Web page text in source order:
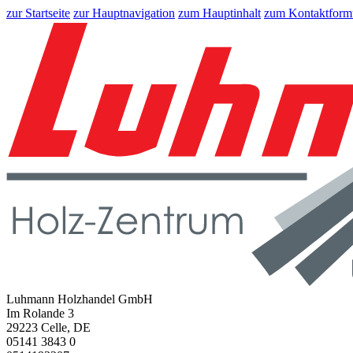
zur Startseite zur Hauptnavigation zum Hauptinhalt zum
Luhmann Holzhandel GmbH
Im Rolande 3
29223 Celle, DE
05141 3843 0